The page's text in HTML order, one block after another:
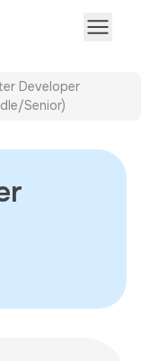
Developer
Senior)